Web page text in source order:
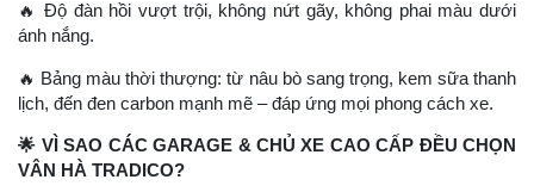
🔥
Độ đàn hồi vượt trội, không nứt gãy, không phai màu dưới
ánh nắng.
🔥 Bảng màu thời thượng: từ nâu bò sang trọng, kem sữa thanh
lịch, đến đen carbon mạnh mẽ – đáp ứng mọi phong cách xe.
🌟 VÌ SAO CÁC GARAGE & CHỦ XE CAO CẤP ĐỀU CHỌN
VÂN HÀ TRADICO?